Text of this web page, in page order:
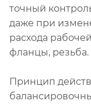
точный
даже при
расхода
фланцы, резьба.
Принцип